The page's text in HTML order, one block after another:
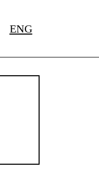
ENG